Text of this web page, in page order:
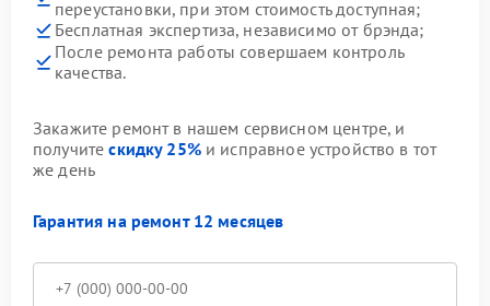
переустановки, при этом стоимость доступная;
Бесплатная экспертиза, независимо от брэнда;
После ремонта работы совершаем контроль
качества.
Закажите ремонт в нашем сервисном центре, и
получитескидку 25%и исправное устройство в тот
же день
Гарантия на ремонт 12 месяцев